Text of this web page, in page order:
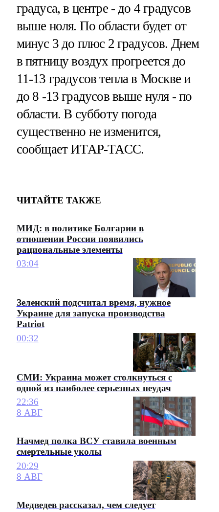
градуса, в центре - до 4 градусов
выше ноля. По области будет от
минус 3 до плюс 2 градусов. Днем
в пятницу воздух прогреется до
11-13 градусов тепла в Москве и
до 8 -13 градусов выше нуля - по
области. В субботу погода
существенно не изменится,
сообщает ИТАР-ТАСС.
ЧИТАЙТЕ ТАКЖЕ
МИД: в политике Болгарии в
отношении России появились
рациональные элементы
03:04
Зеленский подсчитал время, нужное
Украине для запуска производства
Patriot
00:32
СМИ: Украина может столкнуться с
одной из наиболее серьезных неудач
22:36
8 АВГ
Начмед полка ВСУ ставила военным
смертельные уколы
20:29
8 АВГ
Медведев рассказал, чем следует